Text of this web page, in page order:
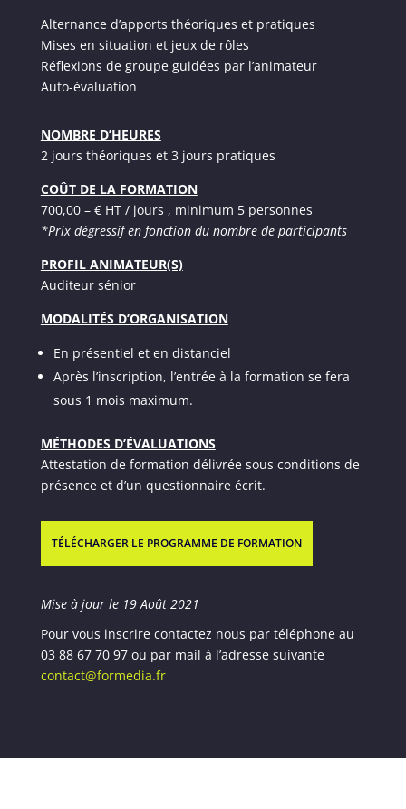
Alternance d’apports théoriques et pratiques
Mises en situation et jeux de rôles
Réflexions de groupe guidées par l’animateur
Auto-évaluation
NOMBRE D’HEURES
2 jours théoriques et 3 jours pratiques
COÛT DE LA FORMATION
700,00 – € HT / jours , minimum 5 personnes
*Prix dégressif en fonction du nombre de participants
PROFIL ANIMATEUR(S)
Auditeur sénior
MODALITÉS D’ORGANISATION
En présentiel et en distanciel
Après l’inscription, l’entrée à la formation se fera
sous 1 mois maximum.
MÉTHODES D’ÉVALUATIONS
Attestation de formation délivrée sous conditions de
présence et d’un questionnaire écrit.
TÉLÉCHARGER LE PROGRAMME DE FORMATION
Mise à jour le 19 Août 2021
Pour vous inscrire contactez nous par téléphone au
03 88 67 70 97 ou par mail à l’adresse suivante
contact@formedia.fr